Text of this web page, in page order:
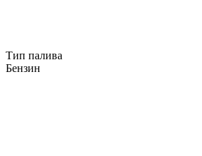
Тип палива
Бензин